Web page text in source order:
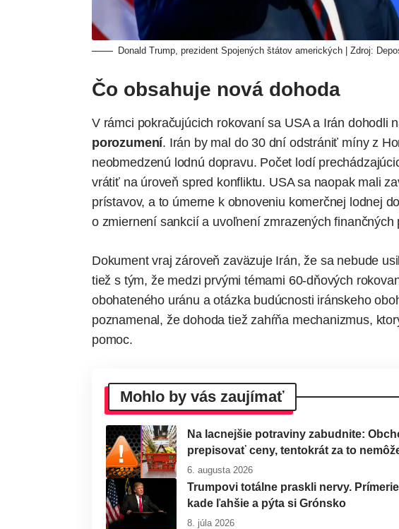
Donald Trump, prezident Spojených štátov amerických | Zdroj:
Čo obsahuje nová dohoda
V rámci pokračujúcich rokovaní sa USA a Irán dohodli
porozumení. Irán by mal do 30 dní odstrániť míny z
neobmedzenú lodnú dopravu. Počet lodí
vrátiť na úroveň spred konfliktu. USA sa naopak mali
prístavov, a to úmerne k obnoveniu komerčnej lodnej
o zmiernení sankcií a uvoľnení zmrazených finančných
Dokument vraj zároveň zaväzuje Irán, že sa nebude
tiež s tým, že medzi prvými témami 60-dňových
obohateného uránu a otázka budúcnosti iránskeho
poznamenal, že dohoda tiež zahŕňa mechanizmus,
pomoc.
Mohlo by vás zaujímať
Na lacnejšie potraviny zabudnite:
prepisovať ceny, tentokrát za to
6. augusta 2026
Trumpovi totálne praskli nervy.
kade ľahšie a pýta si Grónsko
8. júla 2026